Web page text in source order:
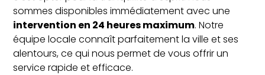
sommes disponibles immédiatement avec une
intervention en 24 heures maximum. Notre
équipe locale connaît parfaitement la ville et ses
alentours, ce qui nous permet de vous offrir un
service rapide et efficace.